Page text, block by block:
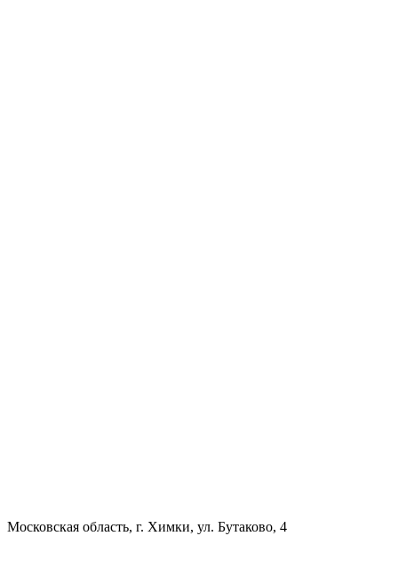
Московская область, г. Химки, ул. Бутаково, 4